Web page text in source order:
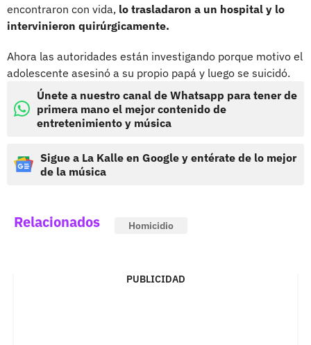
encontraron con vida, lo trasladaron a un hospital y lo
intervinieron quirúrgicamente.
Ahora las autoridades están investigando porque motivo el
adolescente asesinó a su propio papá y luego se suicidó.
Únete a nuestro canal de Whatsapp para tener de
primera mano el mejor contenido de
entretenimiento y música
Sigue a La Kalle en Google y entérate de lo mejor
de la música
Relacionados Homicidio
PUBLICIDAD